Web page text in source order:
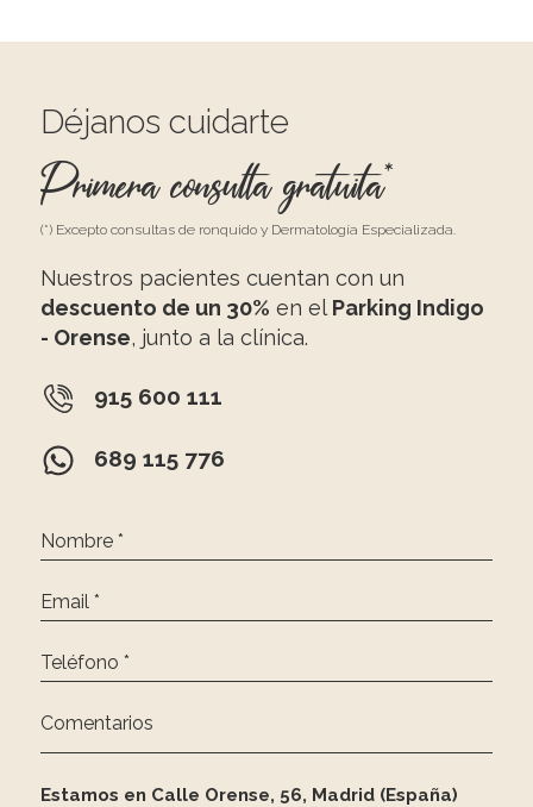
Déjanos cuidarte
Primera consulta gratuita*
(*) Excepto consultas de ronquido y Dermatología Especializada.
Nuestros pacientes cuentan con un
descuento de un 30% en el Parking Indigo
- Orense, junto a la clínica.
915 600 111
689 115 776
Nombre *
Email *
Teléfono *
Comentarios
Estamos en Calle Orense, 56, Madrid (España)